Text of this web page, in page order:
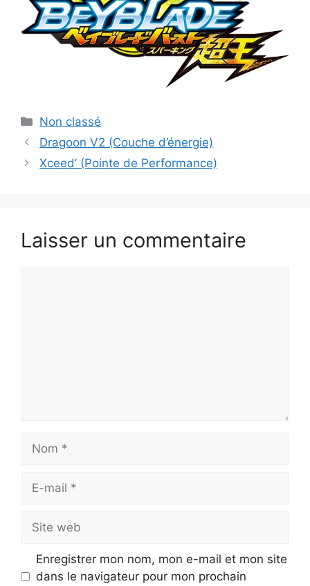
Catégories
Non classé
Dragoon V2 (Couche d’énergie)
Xceed’ (Pointe de Performance)
Laisser un commentaire
Nom
Site
web
Enregistrer mon nom, mon e-mail et mon site
dans le navigateur pour mon prochain